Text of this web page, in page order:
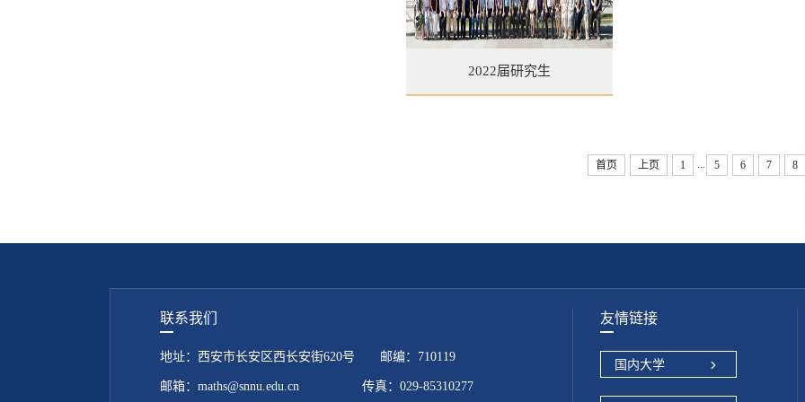
2022届研究生
首页 上页 1 5 6 7 8
联系我们
地址：西安市长安区西长安街620号 邮编：710119
邮箱：maths@snnu.edu.cn 传真：029-85310277
友情链接
国内大学